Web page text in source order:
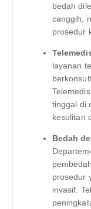
bedah
canggih,
prosedur
layanan
tinggal di
kesulitan
Bedah
prosedur
invasif.